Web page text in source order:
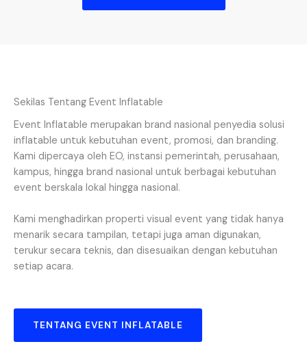
Sekilas Tentang Event Inflatable
Event Inflatable merupakan brand nasional penyedia solusi
inflatable untuk kebutuhan event, promosi, dan branding.
Kami dipercaya oleh EO, instansi pemerintah, perusahaan,
kampus, hingga brand nasional untuk berbagai kebutuhan
event berskala lokal hingga nasional.
Kami menghadirkan properti visual event yang tidak hanya
menarik secara tampilan, tetapi juga aman digunakan,
terukur secara teknis, dan disesuaikan dengan kebutuhan
setiap acara.
TENTANG EVENT INFLATABLE